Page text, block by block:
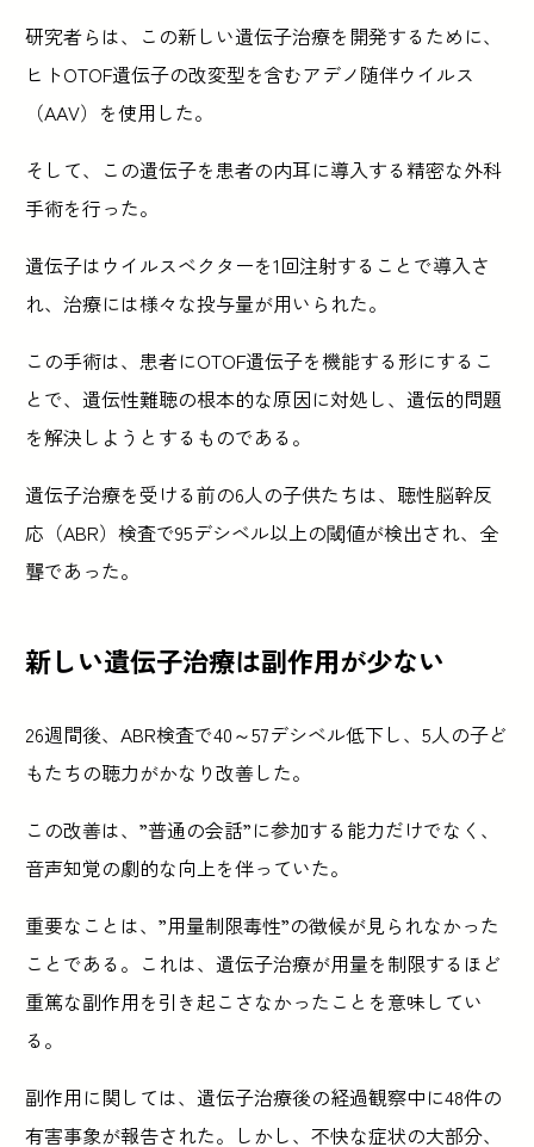
研究者らは、この新しい遺伝子治療を開発するために、
ヒトOTOF遺伝子の改変型を含むアデノ随伴ウイルス
（AAV）を使用した。
そして、この遺伝子を患者の内耳に導入する精密な外科
手術を行った。
遺伝子はウイルスベクターを1回注射することで導入さ
れ、治療には様々な投与量が用いられた。
この手術は、患者にOTOF遺伝子を機能する形にするこ
とで、遺伝性難聴の根本的な原因に対処し、遺伝的問題
を解決しようとするものである。
遺伝子治療を受ける前の6人の子供たちは、聴性脳幹反
応（ABR）検査で95デシベル以上の閾値が検出され、全
聾であった。
新しい遺伝子治療は副作用が少ない
26週間後、ABR検査で40～57デシベル低下し、5人の子ど
もたちの聴力がかなり改善した。
この改善は、”普通の会話”に参加する能力だけでなく、
音声知覚の劇的な向上を伴っていた。
重要なことは、”用量制限毒性”の徴候が見られなかった
ことである。これは、遺伝子治療が用量を制限するほど
重篤な副作用を引き起こさなかったことを意味してい
る。
副作用に関しては、遺伝子治療後の経過観察中に48件の
有害事象が報告された。しかし、不快な症状の大部分、